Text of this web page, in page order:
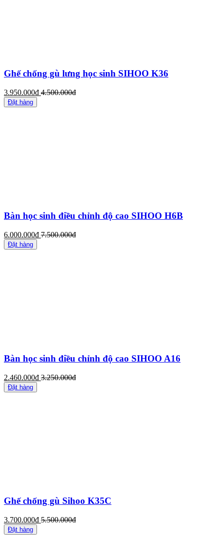
Ghế chống gù lưng học sinh SIHOO K36
3.950.000đ 4.500.000đ
Đặt hàng
Bàn học sinh điều chỉnh độ cao SIHOO H6B
6.000.000đ 7.500.000đ
Đặt hàng
Bàn học sinh điều chỉnh độ cao SIHOO A16
2.460.000đ 3.250.000đ
Đặt hàng
Ghế chống gù Sihoo K35C
3.700.000đ 5.500.000đ
Đặt hàng